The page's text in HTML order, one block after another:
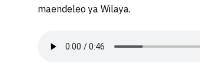
maendeleo ya Wilaya.